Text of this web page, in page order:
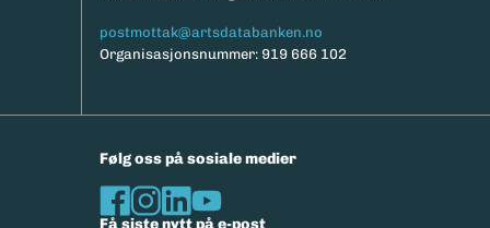
postmottak@artsdatabanken.no
Organisasjonsnummer: 919 666 102
Følg oss på sosiale medier
Få siste nytt på e-post